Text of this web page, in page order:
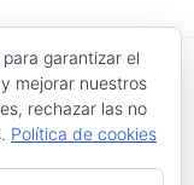
30 - CP. 30520 -
o fin de
garantizar el
mejorar nuestros
rechazar las no
Política de cookies